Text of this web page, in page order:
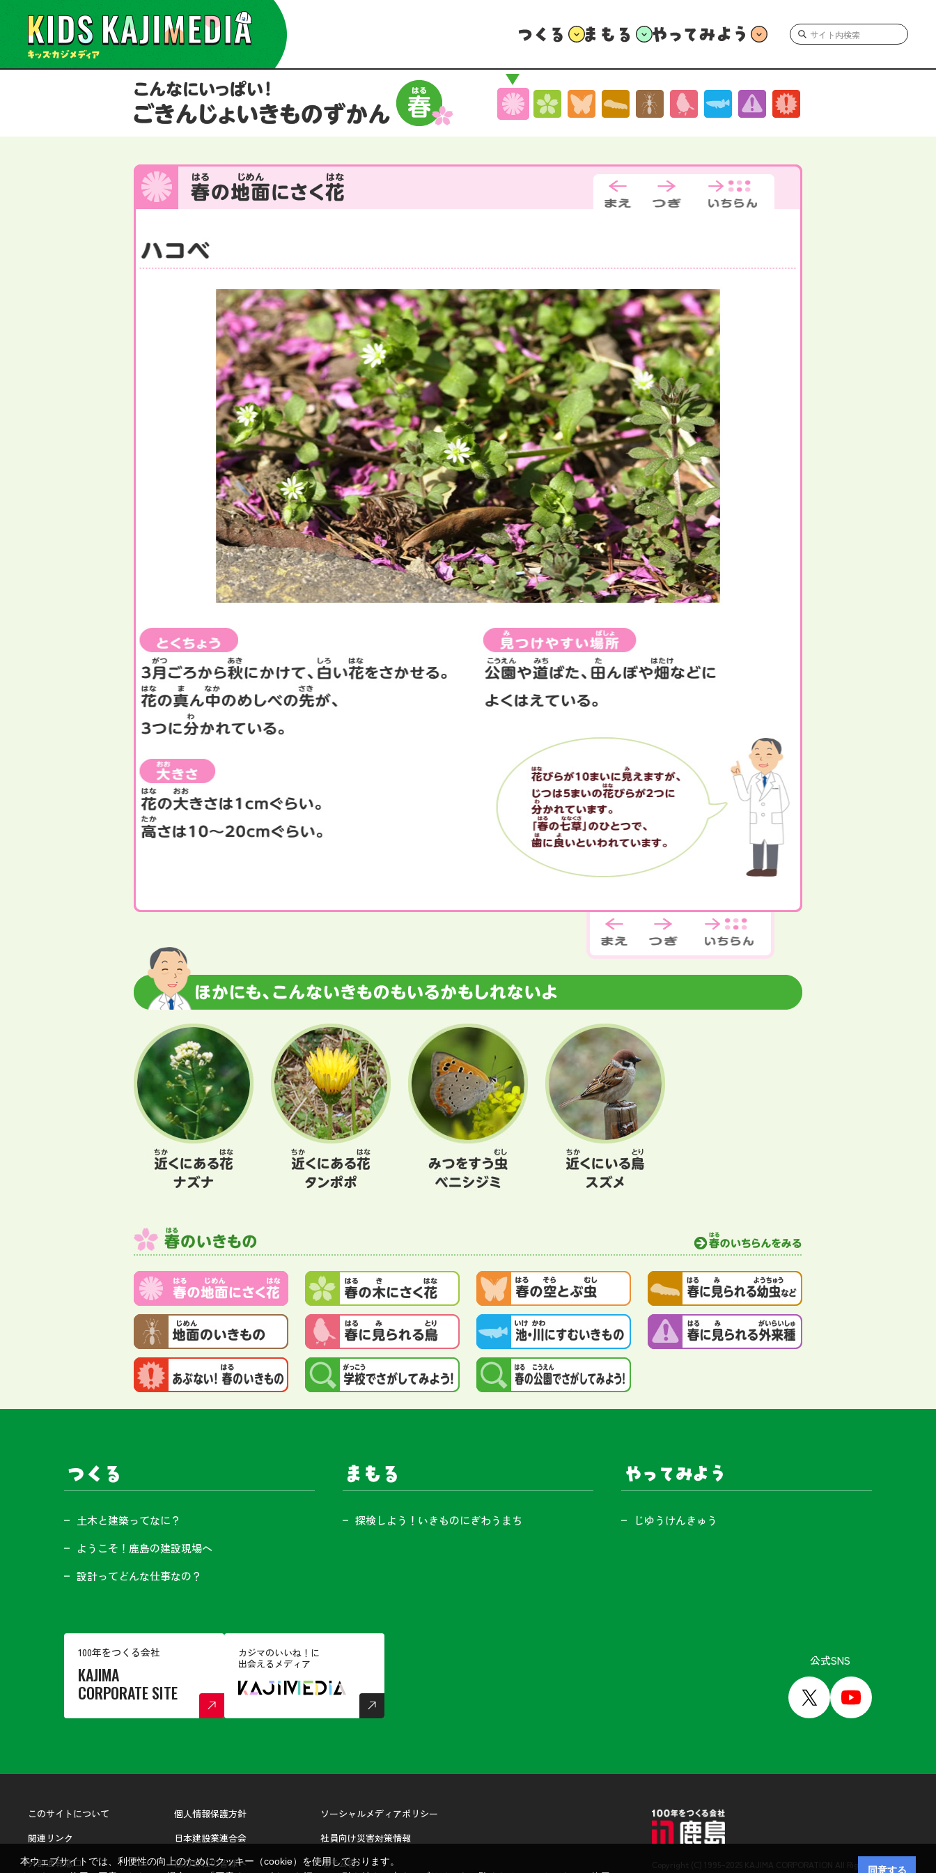
本ウェブサイトでは、利便性の向上のためにクッキー（cookie）を使用しております。
同意する
つくる まもる やってみよう
サイト内メニュー
土木と建築ってなに？
ようこそ！鹿島の建設現場へ
設計ってどんな仕事なの？
まもる
探検しよう！いきものにぎわうまち
やってみよう
じゆうけんきゅう
100年をつくる会社
KAJIMA
CORPORATE SITE
カジマのいいね！に
出会えるメディア
このサイトについて 個人情報保護方針
ソーシャルメディアポリシー
関連リンク
日本建設業連合会
社員向け災害対策情報
外部通報窓口
協力会社の皆様へ 電子公告
「KAJIMA」トップページ
Copyright (C) 1995–2025 KAJIMA CORPORATION All Rights Reserved.